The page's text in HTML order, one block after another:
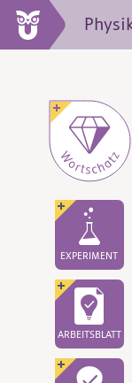
EXPERIMENT
ARBEITSBLATT